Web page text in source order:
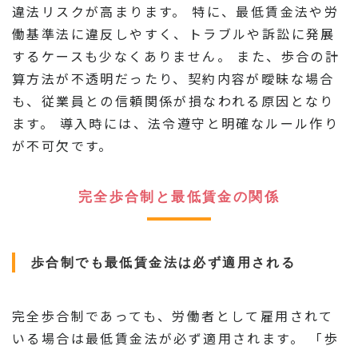
違法リスクが高まります。 特に、最低賃金法や労
働基準法に違反しやすく、トラブルや訴訟に発展
するケースも少なくありません。 また、歩合の計
算方法が不透明だったり、契約内容が曖昧な場合
も、従業員との信頼関係が損なわれる原因となり
ます。 導入時には、法令遵守と明確なルール作り
が不可欠です。
完全歩合制と最低賃金の関係
歩合制でも最低賃金法は必ず適用される
完全歩合制であっても、労働者として雇用されて
いる場合は最低賃金法が必ず適用されます。 「歩